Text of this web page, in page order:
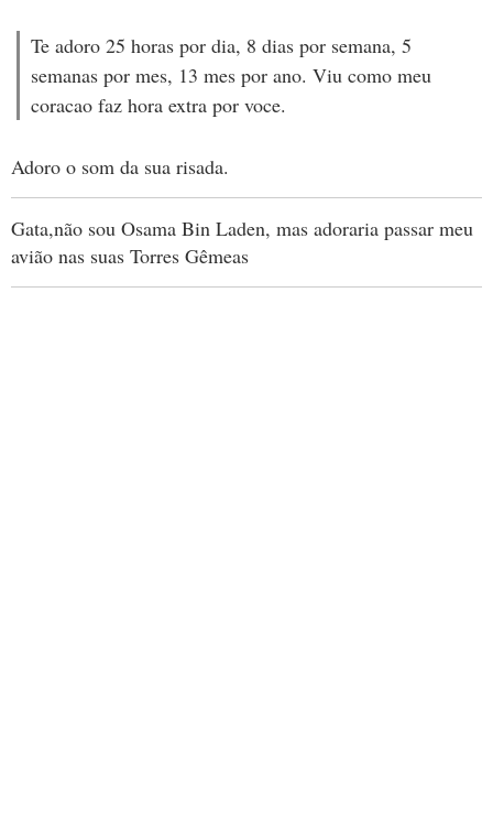
Te adoro 25 horas por dia, 8 dias por semana, 5
semanas por mes, 13 mes por ano. Viu como meu
coracao faz hora extra por voce.
Adoro o som da sua risada.
Gata,não sou Osama Bin Laden, mas adoraria passar meu
avião nas suas Torres Gêmeas